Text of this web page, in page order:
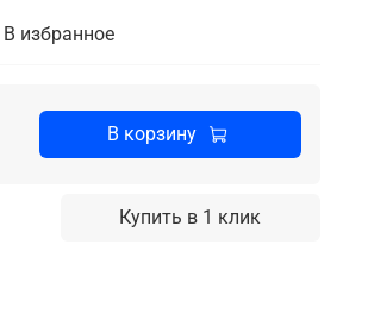
В избранное
В корзину
Купить в 1 клик